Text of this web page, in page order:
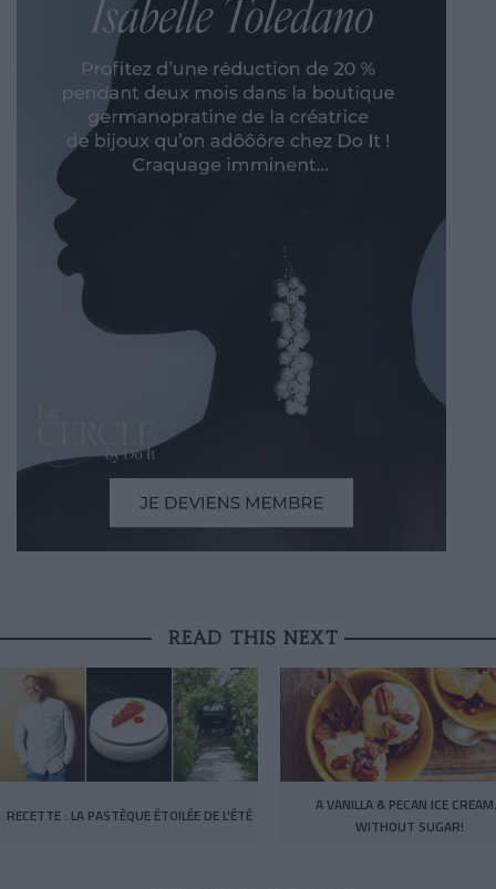
READ THIS NEXT
RECETTE : LA PASTÈQUE ÉTOILÉE DE L’ÉTÉ
A VANILLA & PECAN ICE
WITHOUT SUGAR!